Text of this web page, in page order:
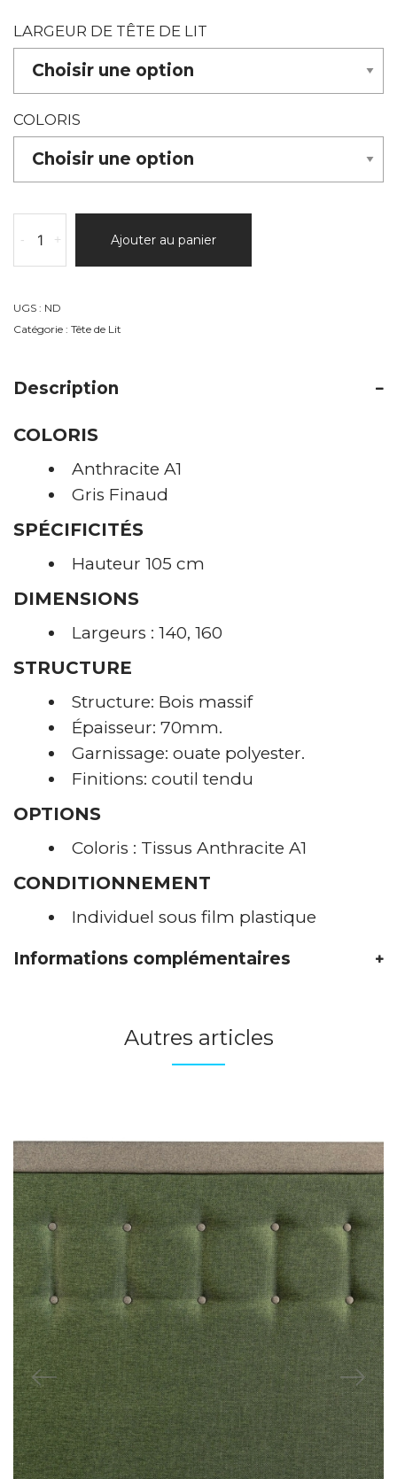
LARGEUR DE TÊTE DE LIT
COLORIS
de
TÊTE
LIT
DÉCO
+
- Ajouter au panier
UGS : ND
Catégorie : Tête de Lit
Description
COLORIS
Anthracite A1
Gris Finaud
SPÉCIFICITÉS
Hauteur 105 cm
DIMENSIONS
Largeurs : 140, 160
STRUCTURE
Structure: Bois massif
Épaisseur: 70mm.
Garnissage: ouate polyester.
Finitions: coutil tendu
OPTIONS
Coloris : Tissus Anthracite A1
CONDITIONNEMENT
Individuel sous film plastique
Informations complémentaires
Autres articles